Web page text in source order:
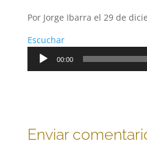
Por Jorge Ibarra el 29 de
Escuchar
Reproductor
00:00
Enviar